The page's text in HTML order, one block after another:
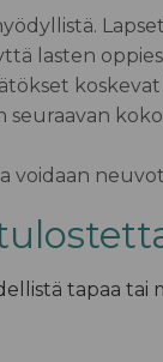
lasten
voidaan
tapaa